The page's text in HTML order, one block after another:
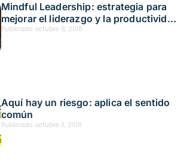
Mindful Leadership: estrategia para
mejorar el liderazgo y la productividad
en HSE
Publicado: octubre 8, 2018
Aquí hay un riesgo: aplica el sentido
común
Publicado: octubre 3, 2018